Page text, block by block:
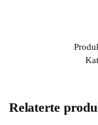
Relaterte